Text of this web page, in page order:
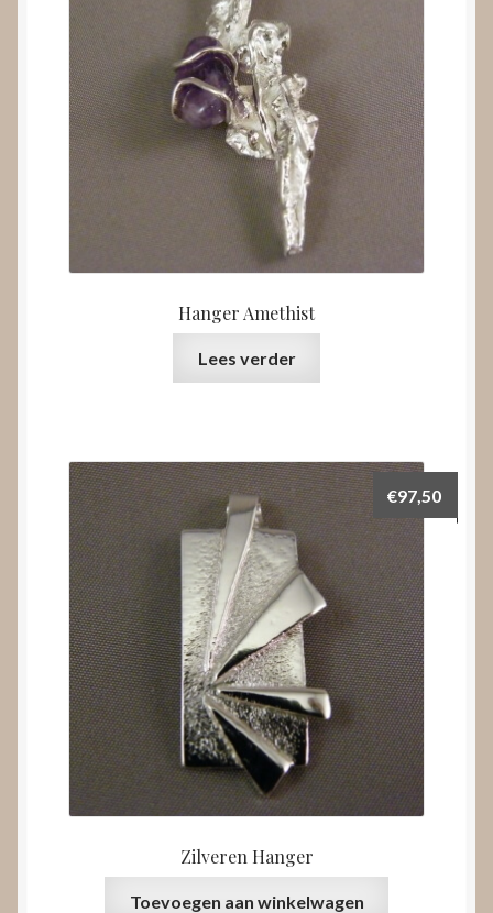
Hanger Amethist
Lees verder
Zilveren Hanger
€97,50
Toevoegen aan winkelwagen